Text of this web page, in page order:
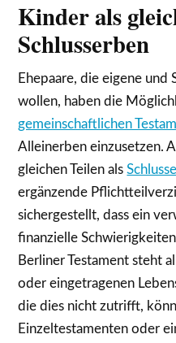
Kinder als
Schlusserben
Ehepaare, die eigene
wollen, haben die
gemeinschaftlichen
Alleinerben einzusetzen.
gleichen Teilen als
ergänzende
sichergestellt, dass ein
finanzielle
Berliner Testament steht
oder eingetragenen
die dies nicht zutrifft,
Einzeltestamenten oder